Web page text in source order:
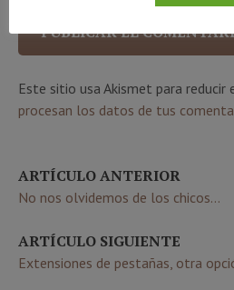
Este sitio usa Akismet para reducir
procesan los datos de tus
ARTÍCULO ANTERIOR
No nos olvidemos de los chicos...
ARTÍCULO SIGUIENTE
Extensiones de pestañas, otra